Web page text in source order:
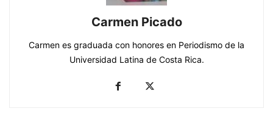
Carmen Picado
Carmen es graduada con honores en Periodismo de la
Universidad Latina de Costa Rica.